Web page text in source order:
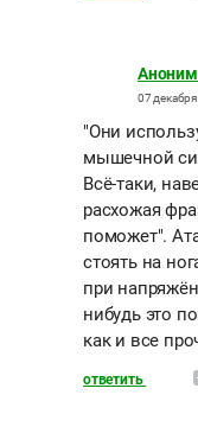
07
"Они
мышечной
Всё-таки,
расхожая
поможет".
стоять на
при
нибудь это
как и все
ответить